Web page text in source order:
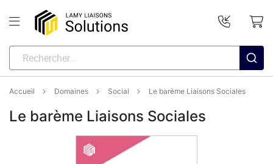
Accueil Domaines Social Le barème Liaisons Sociales
Le barème Liaisons Sociales